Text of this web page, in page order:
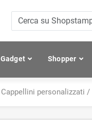
Gadget Shopper
Cappellini personalizzati /